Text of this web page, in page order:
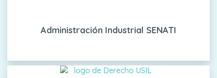
Administración Industrial SENATI